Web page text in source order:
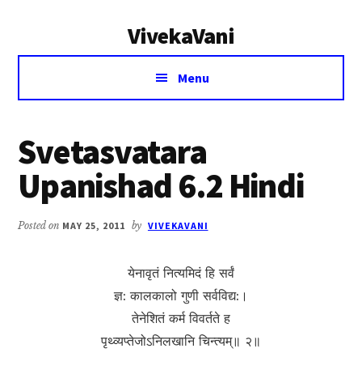
VivekaVani
Voice
Vivekananda
Menu
Svetasvatara
Upanishad 6.2 Hindi
Posted on MAY 25, 2011 by VIVEKAVANI
येनावृतं नित्यमिदं हि सर्वं
ज्ञ: कालकालो गुणी सर्वविद्य:।
तेनेशितं कर्म विवर्तते ह
पृथ्व्यप्तेजोऽनिलखानि चिन्त्यम्॥ २॥